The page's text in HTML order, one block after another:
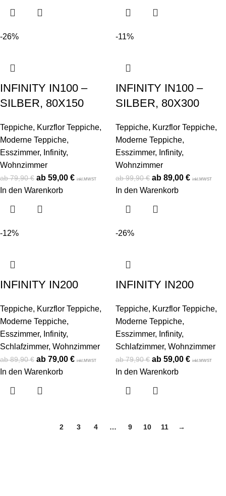
-26%
INFINITY IN100 –
SILBER, 80X150
Teppiche, Kurzflor Teppiche,
Moderne Teppiche,
Esszimmer, Infinity,
Wohnzimmer
79,90€ 59,00 € inkl.MWST
In den Warenkorb
-11%
INFINITY IN100 –
SILBER, 80X300
Teppiche, Kurzflor Teppiche,
Moderne Teppiche,
Esszimmer, Infinity,
Wohnzimmer
99,90€ 89,00 € inkl.MWST
In den Warenkorb
-12%
INFINITY IN200
Teppiche, Kurzflor Teppiche,
Moderne Teppiche,
Esszimmer, Infinity,
Schlafzimmer, Wohnzimmer
89,90€ 79,00 € inkl.MWST
In den Warenkorb
-26%
INFINITY IN200
Teppiche, Kurzflor Teppiche,
Moderne Teppiche,
Esszimmer, Infinity,
Schlafzimmer, Wohnzimmer
79,90€ 59,00 € inkl.MWST
In den Warenkorb
2 3 4 … 9 10 11 →